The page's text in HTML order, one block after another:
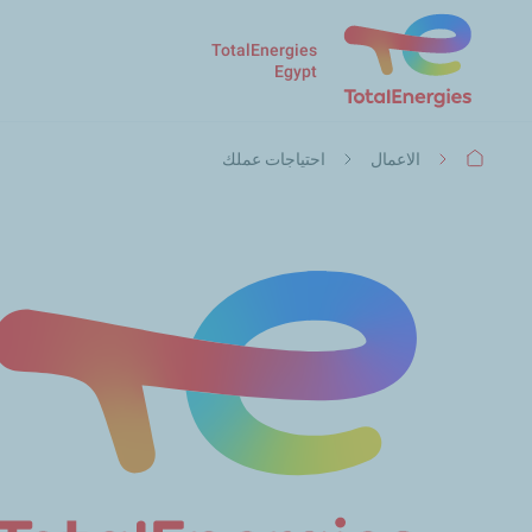
TotalEnergies
Egypt
مسار الاعمال احتياجات عملك